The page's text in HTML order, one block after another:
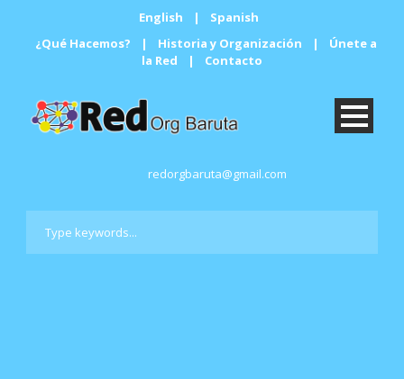
English |
Spanish
¿Qué Hacemos?
| Historia y Organización |
Únete a
la Red
| Contacto
redorgbaruta@gmail.com